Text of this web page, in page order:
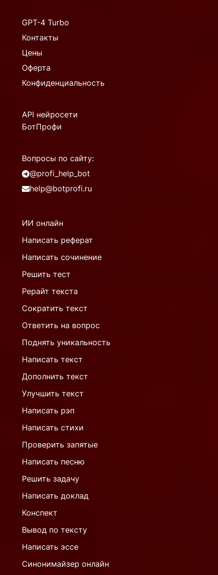
GPT-4 Turbo
Контакты
Цены
Оферта
Конфиденциальность
API нейросети
БотПрофи
Вопросы по сайту:
@profi_help_bot
help@botprofi.ru
ИИ онлайн
Написать реферат
Написать сочинение
Решить тест
Рерайт текста
Сократить текст
Ответить на вопрос
Поднять уникальность
Написать текст
Дополнить текст
Улучшить текст
Написать рэп
Написать стихи
Проверить запятые
Написать песню
Решить задачу
Написать доклад
Конспект
Вывод по тексту
Написать эссе
Синонимайзер онлайн